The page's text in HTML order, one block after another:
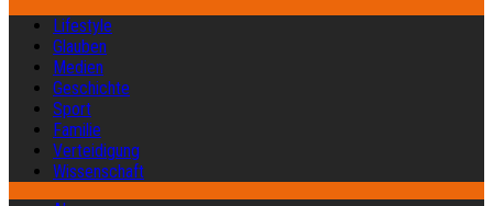
Lifestyle
Glauben
Medien
Geschichte
Sport
Familie
Verteidigung
Wissenschaft